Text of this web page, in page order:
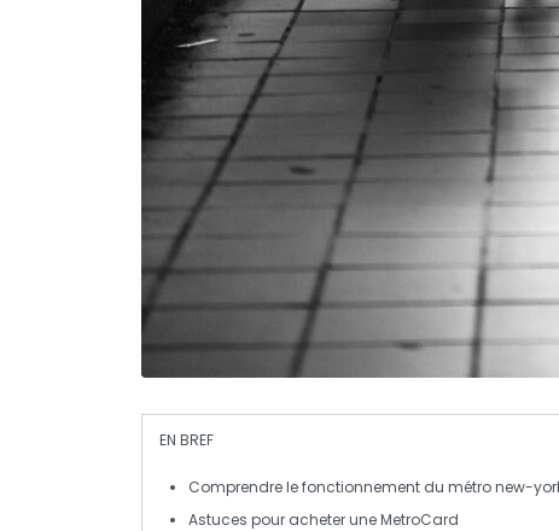
EN BREF
Comprendrele fonctionnement du métro new-
Astuces pour acheter uneMetroCard